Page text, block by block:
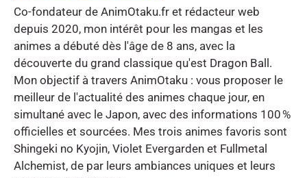
Co-fondateur de AnimOtaku.fr et rédacteur web
depuis 2020, mon intérêt pour les mangas et les
animes a débuté dès l'âge de 8 ans, avec la
découverte du grand classique qu'est Dragon Ball.
Mon objectif à travers AnimOtaku : vous proposer le
meilleur de l'actualité des animes chaque jour, en
simultané avec le Japon, avec des informations 100 %
officielles et sourcées. Mes trois animes favoris sont
Shingeki no Kyojin, Violet Evergarden et Fullmetal
Alchemist, de par leurs ambiances uniques et leurs